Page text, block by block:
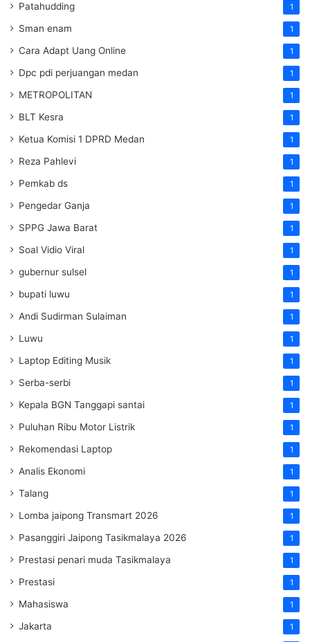
Patahudding 1
Sman enam 1
Cara Adapt Uang Online 1
Dpc pdi perjuangan medan 1
METROPOLITAN 1
BLT Kesra 1
Ketua Komisi 1 DPRD Medan 1
Reza Pahlevi 1
Pemkab ds 1
Pengedar Ganja 1
SPPG Jawa Barat 1
Soal Vidio Viral 1
gubernur sulsel 1
bupati luwu 1
Andi Sudirman Sulaiman 1
Luwu 1
Laptop Editing Musik 1
Serba-serbi 1
Kepala BGN Tanggapi santai 1
Puluhan Ribu Motor Listrik 1
Rekomendasi Laptop 1
Analis Ekonomi 1
Talang 1
Lomba jaipong Transmart 2026 1
Pasanggiri Jaipong Tasikmalaya 2026 1
Prestasi penari muda Tasikmalaya 1
Prestasi 1
Mahasiswa 1
Jakarta 1